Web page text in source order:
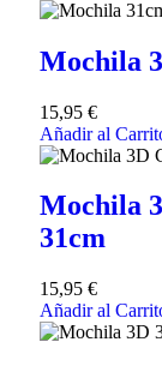
Mochila
15,95 €
Añadir al
Mochila
31cm
15,95 €
Añadir al